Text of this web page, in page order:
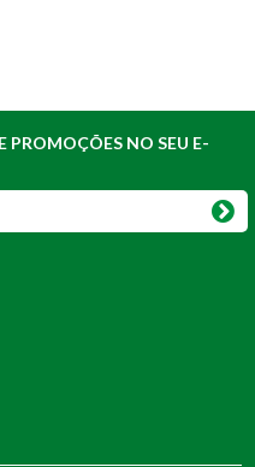
PROMOÇÕES NO SEU E-